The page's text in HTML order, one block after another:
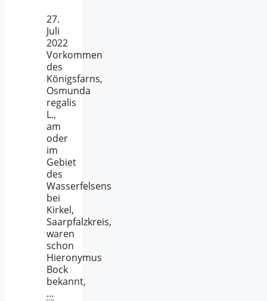
27.
Juli
2022
Vorkommen
des
Königsfarns,
Osmunda
regalis
L.,
am
oder
im
Gebiet
des
Wasserfelsens
bei
Kirkel,
Saarpfalzkreis,
waren
schon
Hieronymus
Bock
bekannt,
…